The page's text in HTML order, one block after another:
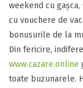
weekend cu
cu vouchere de
bonusurile de la
​Din fericire,
www.cazare.online
toate buzunarele.